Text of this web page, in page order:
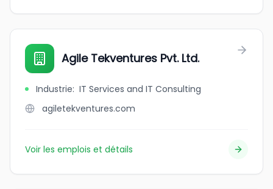
Agile Tekventures Pvt. Ltd.
Industrie: IT Services and IT Consulting
agiletekventures.com
Voir les emplois et détails